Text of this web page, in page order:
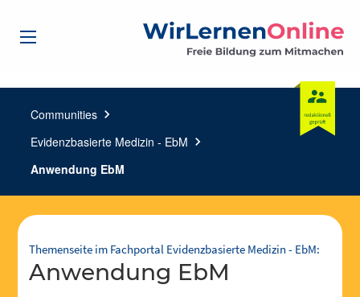
Communities chevron_right
Evidenzbasierte Medizin - EbM chevron_right
Anwendung EbM
Themenseite im Fachportal Evidenzbasierte Medizin - EbM:
Anwendung EbM